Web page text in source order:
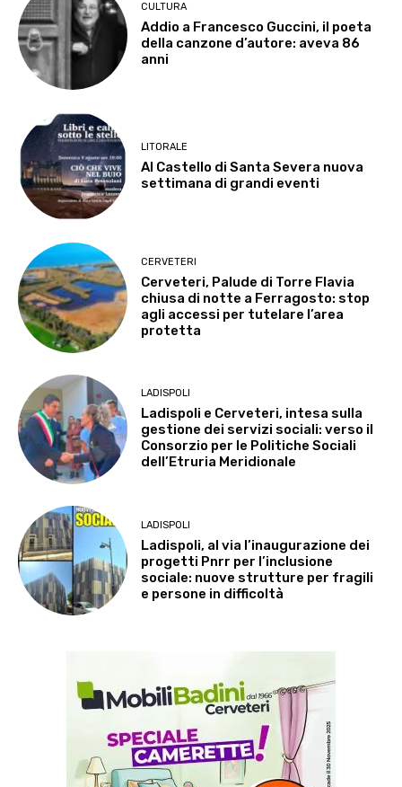
CULTURA
Addio a Francesco Guccini, il poeta
della canzone d’autore: aveva 86
anni
LITORALE
Al Castello di Santa Severa nuova
settimana di grandi eventi
CERVETERI
Cerveteri, Palude di Torre Flavia
chiusa di notte a Ferragosto: stop
agli accessi per tutelare l’area
protetta
LADISPOLI
Ladispoli e Cerveteri, intesa sulla
gestione dei servizi sociali: verso il
Consorzio per le Politiche Sociali
dell’Etruria Meridionale
LADISPOLI
Ladispoli, al via l’inaugurazione dei
progetti Pnrr per l’inclusione
sociale: nuove strutture per fragili
e persone in difficoltà